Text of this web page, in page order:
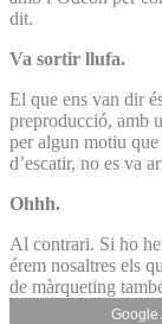
dit.
Va sortir llufa.
El que ens van dir
preproducció, amb
per algun motiu que
d’escatir, no es va
Ohhh.
Al contrari. Si ho
érem nosaltres els
de màrqueting
Google